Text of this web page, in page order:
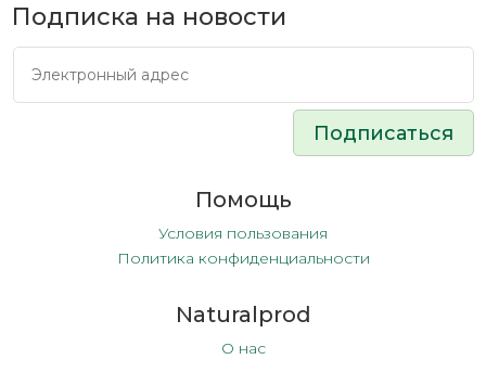
Подписка на новости
Подписаться
Помощь
Условия пользования
Политика конфиденциальности
Naturalprod
О нас